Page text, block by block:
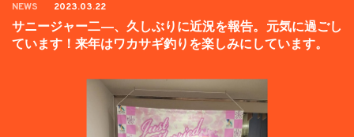
NEWS 2023.03.22
サニージャー二―、久しぶりに近況を報告。元気に過ごし
ています！来年はワカサギ釣りを楽しみにしています。